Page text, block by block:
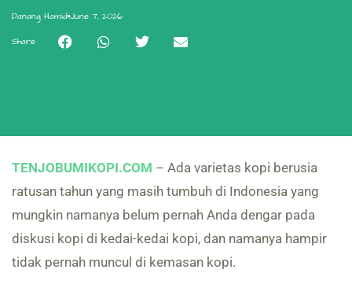
Danang Hamid June 7, 2026
Share
TENJOBUMIKOPI.COM – Ada varietas kopi berusia
ratusan tahun yang masih tumbuh di Indonesia yang
mungkin namanya belum pernah Anda dengar pada
diskusi kopi di kedai-kedai kopi, dan namanya hampir
tidak pernah muncul di kemasan kopi.